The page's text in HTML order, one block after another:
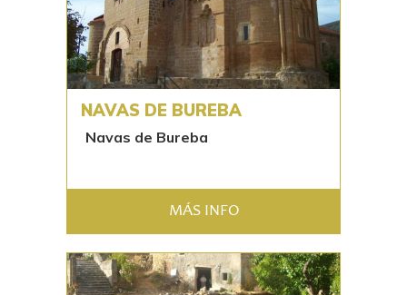
NAVAS DE BUREBA
Navas de Bureba
MÁS INFO